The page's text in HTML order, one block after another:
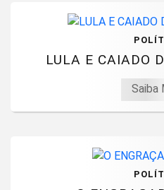
LULA E CAIADO
Saiba